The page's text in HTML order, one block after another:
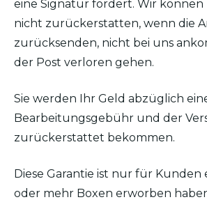
eine Signatur fordert. Wir können
nicht zurückerstatten, wenn die
zurücksenden, nicht bei uns
der Post verloren gehen.
Sie werden Ihr Geld abzüglich
Bearbeitungsgebühr und der
zurückerstattet bekommen.
Diese Garantie ist nur für Kunden
oder mehr Boxen erworben